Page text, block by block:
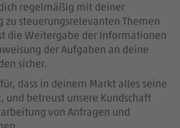
regelmäßig mit deiner
zu steuerungsrelevanten Themen
die Weitergabe der Informationen
der Aufgaben an deine
sicher.
dass in deinem Markt alles seine
und betreust unsere Kundschaft
von Anfragen und